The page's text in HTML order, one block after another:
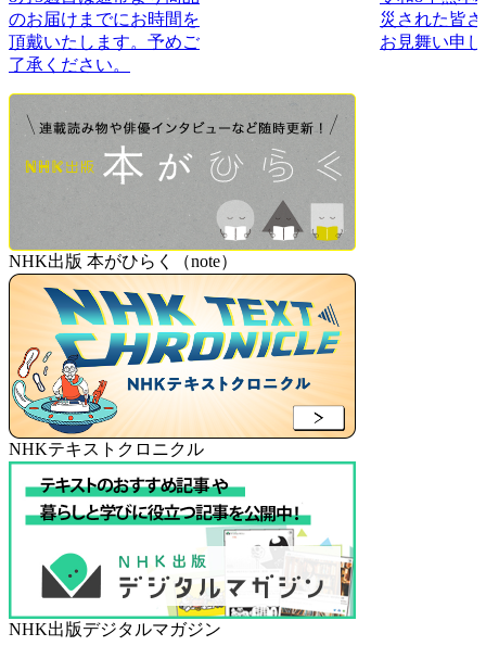
のお届けまでにお時間を
頂戴いたします。予めご
了承ください。
災された皆
お見舞い申
NHK出版 本がひらく（note）
NHKテキストクロニクル
NHK出版デジタルマガジン